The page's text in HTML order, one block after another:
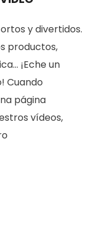
y divertidos.
productos,
¡Eche un
Cuando
página
vídeos,